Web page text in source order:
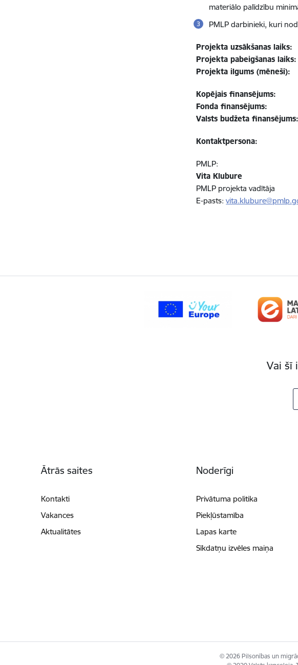
materiālo palīdzību
PMLP darbinieki, kuri
Projekta uzsākšanas
Projekta pabeigšanas laiks:
Projekta ilgums (mēneši):
Kopējais finansējums: 6
Fonda finansējums: 4
Valsts budžeta
Kontaktpersona:
PMLP:
Vita Klubure
PMLP projekta vadītāja
E-pasts:
Vai šī
Ātrās saites
Kontakti
Vakances
Aktualitātes
Noderīgi
Privātuma politika
Piekļūstamība
Lapas karte
Sīkdatņu izvēles maiņa
© 2026 Pilsonības un